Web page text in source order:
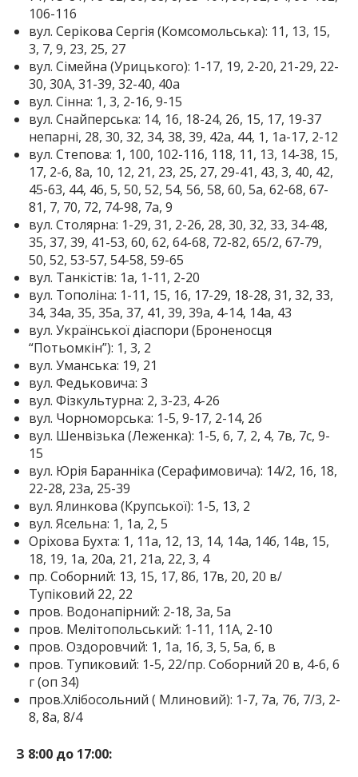
106-116
вул. Серікова Сергія (Комсомольська): 11, 13, 15,
3, 7, 9, 23, 25, 27
вул. Сімейна (Урицького): 1-17, 19, 2-20, 21-29, 22-
30, 30А, 31-39, 32-40, 40а
вул. Сінна: 1, 3, 2-16, 9-15
вул. Снайперська: 14, 16, 18-24, 26, 15, 17, 19-37
непарні, 28, 30, 32, 34, 38, 39, 42а, 44, 1, 1а-17, 2-12
вул. Степова: 1, 100, 102-116, 118, 11, 13, 14-38, 15,
17, 2-6, 8а, 10, 12, 21, 23, 25, 27, 29-41, 43, 3, 40, 42,
45-63, 44, 46, 5, 50, 52, 54, 56, 58, 60, 5а, 62-68, 67-
81, 7, 70, 72, 74-98, 7а, 9
вул. Столярна: 1-29, 31, 2-26, 28, 30, 32, 33, 34-48,
35, 37, 39, 41-53, 60, 62, 64-68, 72-82, 65/2, 67-79,
50, 52, 53-57, 54-58, 59-65
вул. Танкістів: 1а, 1-11, 2-20
вул. Тополіна: 1-11, 15, 16, 17-29, 18-28, 31, 32, 33,
34, 34а, 35, 35а, 37, 41, 39, 39а, 4-14, 14а, 43
вул. Української діаспори (Броненосця
“Потьомкін”): 1, 3, 2
вул. Уманська: 19, 21
вул. Федьковича: 3
вул. Фізкультурна: 2, 3-23, 4-26
вул. Чорноморська: 1-5, 9-17, 2-14, 2б
вул. Шенвізька (Леженка): 1-5, 6, 7, 2, 4, 7в, 7с, 9-
15
вул. Юрія Баранніка (Серафимовича): 14/2, 16, 18,
22-28, 23а, 25-39
вул. Ялинкова (Крупської): 1-5, 13, 2
вул. Ясельна: 1, 1а, 2, 5
Оріхова Бухта: 1, 11а, 12, 13, 14, 14а, 14б, 14в, 15,
18, 19, 1а, 20а, 21, 21а, 22, 3, 4
пр. Соборний: 13, 15, 17, 8б, 17в, 20, 20 в/
Тупіковий 22, 22
пров. Водонапірний: 2-18, 3а, 5а
пров. Мелітопольський: 1-11, 11A, 2-10
пров. Оздоровчий: 1, 1а, 1б, 3, 5, 5а, б, в
пров. Тупиковий: 1-5, 22/пр. Соборний 20 в, 4-6, 6
г (оп 34)
пров.Хлібосольний ( Млиновий): 1-7, 7а, 7б, 7/3, 2-
8, 8а, 8/4
З 8:00 до 17:00: